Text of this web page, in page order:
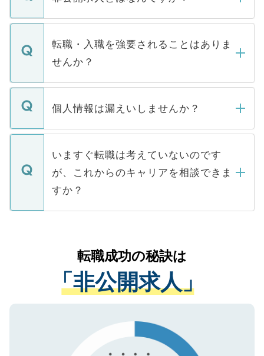
ます。通常、5営業日以内にはご連絡をせて
いただきますので、しばらくお待ちくださ
マイナビDOCTORで取り扱っている求人の
うち約3割は、Webサイトからご覧いただ
けない「非公開求人」です。非公開求人は
下記の理由によって、一般には公開してい
ません。
■応募殺到を避けるため 人気のある医療機
関を公にしてしまうと、応募が殺到する場
に、医療機関が求める条件に合った人材の
みを人材紹介会社に依頼するケースが増え
ています。
転職・入職を強要されることはありま
せんか？
転職・入職を強要することは一切ありませ
ん。また、仮に応募先から内定をいただい
定を承諾する必要はありません。内定先へ
の辞退の連絡はキャリアパートナーが行い
個人情報は漏えいしませんか？
個人情報が漏えいすることはありませんの
で、ご安心ください。当サイトからの登録
などで収集したご登録者様の個人情報は、
ご本人のキャリアアップおよび転職活動の
支援を目的に使用いたします。お預かりし
ているすべての個人データはご本人の許可
は、個人情報の取り扱いについての厳密な
管理基準を満たした事業者のみに付与され
る、プライバシーマークを取得済みです。
で、機密保持に関してもご安心ください。
いますぐ転職は考えていないのです
が、これからのキャリアを相談できま
すか？
かがいして、現在の医療機関の状況や紹介
経験をまじえながら、適切なアドバイスを
させていただきます。すぐにご転職をされ
ない方には、長期的なサポートが可能です
ので、まずはご登録ください。
転職成功の秘訣は
「非公開求人」